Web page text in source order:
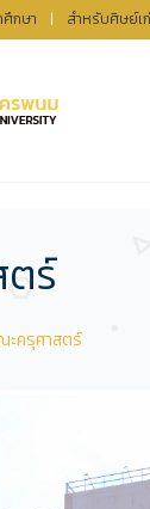
กษา | สำหรับศิษย์เ
ร์
ะครุศาสตร์